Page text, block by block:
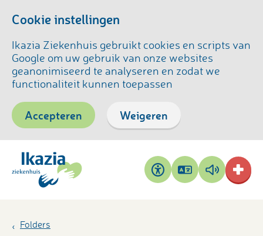
Cookie instellingen
Ikazia Ziekenhuis gebruikt cookies en scripts van
Google om uw gebruik van onze websites
geanonimiseerd te analyseren en zodat we
functionaliteit kunnen toepassen
Accepteren Weigeren
Toegankelijkheid
Pagina
vertalen
Pagina
voorlezen
Folders